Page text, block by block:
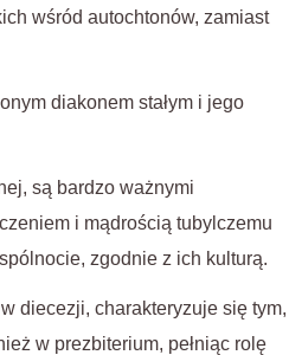
wśród autochtonów, zamiast
diakonem stałym i jego
są bardzo ważnymi
i mądrością tubylczemu
zgodnie z ich kulturą.
diecezji, charakteryzuje się tym,
w prezbiterium, pełniąc rolę